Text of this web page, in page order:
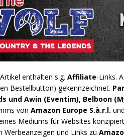
enthalten s.g. Affiliate-Links.
Bestellbutton) gekennzeichnet.
und Awin (Eventim), Belboon
von Amazon Europe S.à.r.l.
Mediums für Websites
Werbeanzeigen und Links zu